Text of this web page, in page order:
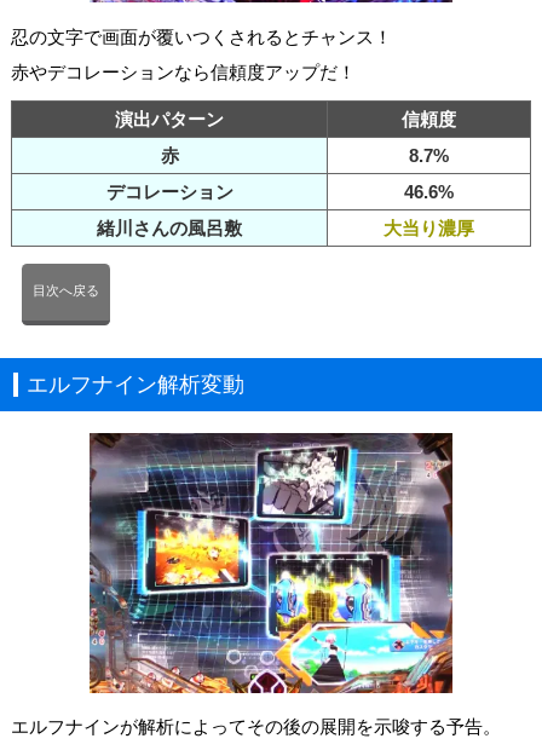
忍の文字で画面が覆いつくされるとチャンス！
赤やデコレーションなら信頼度アップだ！
演出パターン
信頼度
赤
8.7%
デコレーション
46.6%
緒川さんの風呂敷
大当り濃厚
目次へ戻る
エルフナイン解析変動
エルフナインが解析によってその後の展開を示唆する予告。